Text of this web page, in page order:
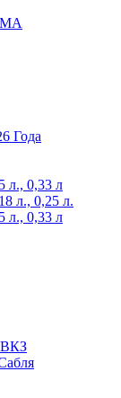
Года
л., 0,33 л
л., 0,25 л.
л., 0,33 л